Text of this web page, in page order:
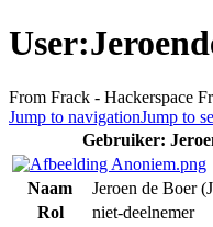
From Frack - Hackerspace
Jump to navigationJump to
Gebruiker:
Naam
Jeroen de Boer
Rol
niet-deelnemer